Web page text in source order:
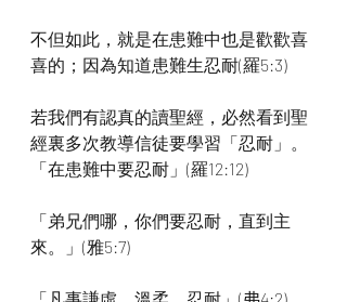
不但如此，就是在患難中也是歡歡喜
喜的；因為知道患難生忍耐(羅5:3)
若我們有認真的讀聖經，必然看到聖
經裏多次教導信徒要學習「忍耐」。
「在患難中要忍耐」(羅12:12)
「弟兄們哪，你們要忍耐，直到主
來。」(雅5:7)
「凡事謙虛、溫柔、忍耐」(弗4:2)